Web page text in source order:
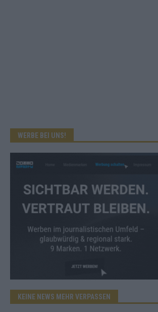
WERBE BEI UNS!
KEINE NEWS MEHR VERPASSEN